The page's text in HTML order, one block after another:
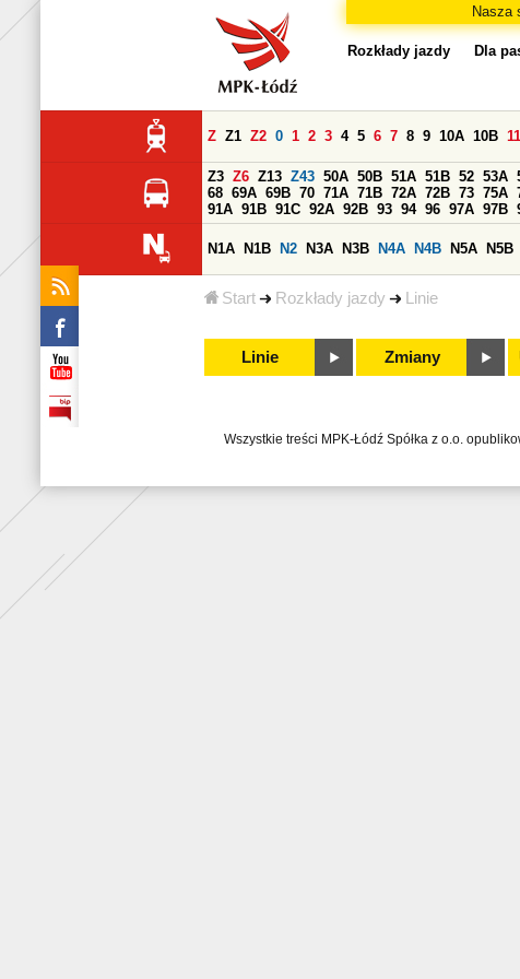
Nasza
Start Rozkłady jazdy Linie
Rozkłady jazdy Dla
Z Z1 Z2 0 1 2 3 4 5 6 7 8 9 10A 10B 11
Z3 Z6 Z13 Z43 50A 50B 51A 51B 52 53A
68 69A 69B 70 71A 71B 72A 72B 73 75A
91A 91B 91C 92A 92B 93 94 96 97A 97B
N1A N1B N2 N3A N3B N4A N4B N5A N5B
Linie Zmiany
Wszystkie treści MPK-Łódź Spółka z o.o.